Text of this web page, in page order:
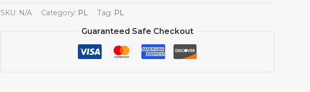
okrągłych
z
przypinka
SKU: N/A Category: PL Tag: PL
Guaranteed Safe Checkout